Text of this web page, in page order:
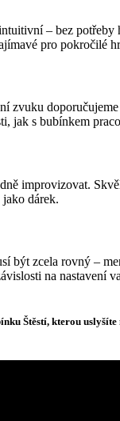
– bez
pro pokročilé
zvuku
jak s bubínkem
improvizovat.
dárek.
být zcela rovný –
na nastavení
Štěstí, kterou uslyšíte